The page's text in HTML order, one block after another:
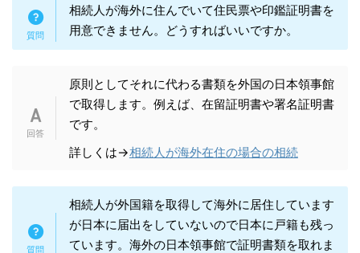
相続人が海外に住んでいて住民票や印鑑証明書を
用意できません。どうすればいいですか。
原則としてそれに代わる書類を外国の日本領事館
で取得します。例えば、在留証明書や署名証明書
です。
詳しくは→相続人が海外在住の場合の相続
相続人が外国籍を取得して海外に居住しています
が日本に届出をしていないので日本に戸籍も残っ
ています。海外の日本領事館で証明書類を取れま